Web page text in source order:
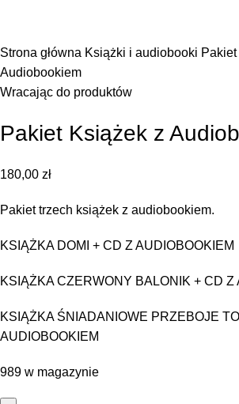
Strona główna Książki i audiobooki
Audiobookiem
Wracając do produktów
Pakiet Książek z
180,00 zł
Pakiet trzech książek z audiobookiem.
KSIĄŻKA DOMI + CD Z AUDIOBOOKIEM
KSIĄŻKA CZERWONY BALONIK + CD Z
KSIĄŻKA ŚNIADANIOWE PRZEBOJE
AUDIOBOOKIEM
989 w magazynie